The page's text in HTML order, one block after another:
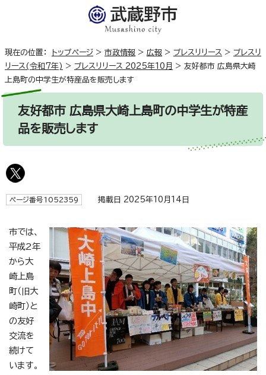
現在の位置： トップページ > 市政情報 > 広報 > プレスリリース > プレスリ
リース(令和7年) > プレスリリース 2025年10月 > 友好都市 広島県大崎
上島町の中学生が特産品を販売します
友好都市 広島県大崎上島町の中学生が特産
品を販売します
ページ番号1052359 掲載日 2025年10月14日
市では、
平成2年
から大
崎上島
町（旧大
崎町）と
の友好
交流を
続けて
います。